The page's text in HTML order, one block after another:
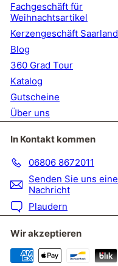
Fachgeschäft für
Weihnachtsartikel
Kerzengeschäft Saarland
Blog
360 Grad Tour
Katalog
Gutscheine
Über uns
In Kontakt kommen
06806 8672011
Senden Sie uns eine
Nachricht
Plaudern
Wir akzeptieren